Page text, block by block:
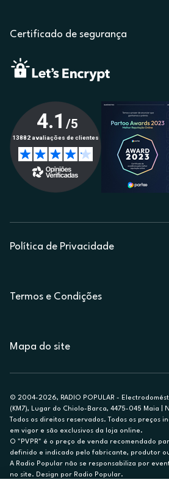
Certificado de segurança
Política de Privacidade
Termos e Condições
Mapa do site
© 2004-2026, RADIO POPULAR -
(KM7), Lugar do Chiolo-Barca, 4475-045 Maia |
Todos os direitos reservados. Todos os preços
em vigor e são exclusivos da loja online.
O "PVPR" é o preço de venda recomendado
definido e indicado pelo fabricante, produtor
A Radio Popular não se responsabiliza por
no site. Design por Radio Popular.